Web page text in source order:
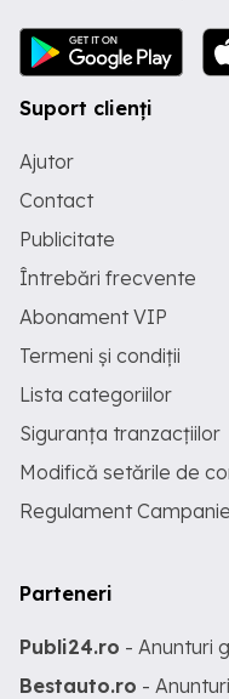
Suport clienți
Ajutor
Contact
Publicitate
Întrebări frecvente
Abonament VIP
Termeni și condiții
Lista categoriilor
Siguranța tranzacțiilor
Modifică setările de
Regulament Campanie
Parteneri
Publi24.ro - Anunturi
Bestauto.ro -